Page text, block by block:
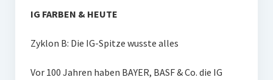
IG FARBEN & HEUTE
Zyklon B: Die IG-Spitze wusste alles
Vor 100 Jahren haben BAYER, BASF & Co. die IG